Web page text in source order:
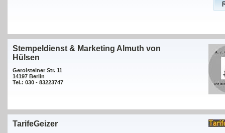
Stempeldienst & Marketing Almuth von
Hülsen
Gerolsteiner Str. 11
14197 Berlin
Tel.: 030 - 83223747
TarifeGeizer